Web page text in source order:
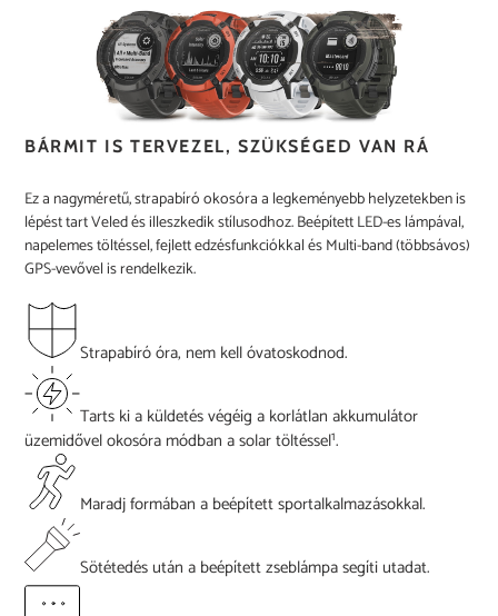
BÁRMIT IS TERVEZEL, SZÜKSÉGED VAN RÁ
Ez a nagyméretű, strapabíró okosóra a legkeményebb helyzetekben is
lépést tart Veled és illeszkedik stílusodhoz. Beépített LED-es lámpával,
napelemes töltéssel, fejlett edzésfunkciókkal és Multi-band (többsávos)
GPS-vevővel is rendelkezik.
Strapabíró óra, nem kell óvatoskodnod.
Tarts ki a küldetés végéig a korlátlan akkumulátor
üzemidővel okosóra módban a solar töltéssel1.
Maradj formában a beépített sportalkalmazásokkal.
Sötétedés után a beépített zseblámpa segíti utadat.